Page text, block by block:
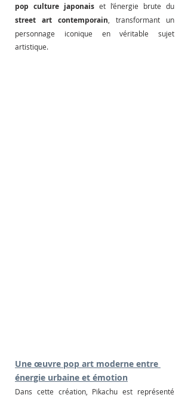
pop culture japonais
street art contemporain , transformant un
personnage iconique en véritable sujet
artistique.
Une œuvre pop art moderne entre
énergie urbaine et émotion
Dans cette création, Pikachu est représenté